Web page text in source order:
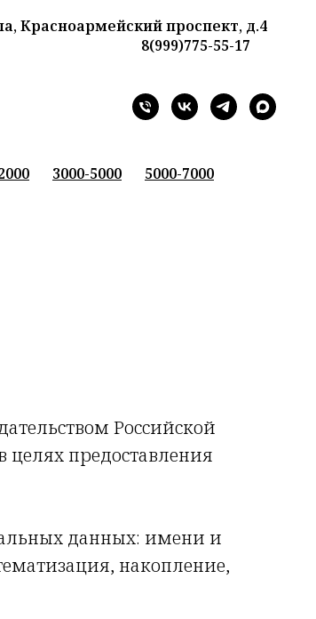
Красноармейский проспект, д.4
8(999)775-55-17
Средство для
3000-5000
5000-7000
Российской
предоставления
данных: имени и
накопление,